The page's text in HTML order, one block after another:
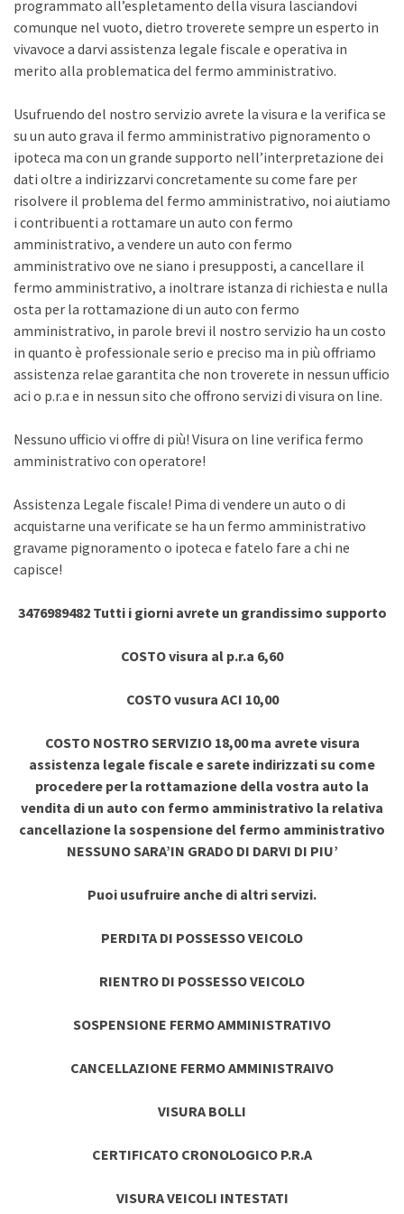
programmato all’espletamento della visura lasciandovi
comunque nel vuoto, dietro troverete sempre un esperto in
vivavoce a darvi assistenza legale fiscale e operativa in
merito alla problematica del fermo amministrativo.
Usufruendo del nostro servizio avrete la visura e la verifica se
su un auto grava il fermo amministrativo pignoramento o
ipoteca ma con un grande supporto nell’interpretazione dei
dati oltre a indirizzarvi concretamente su come fare per
risolvere il problema del fermo amministrativo, noi aiutiamo
i contribuenti a rottamare un auto con fermo
amministrativo, a vendere un auto con fermo
amministrativo ove ne siano i presupposti, a cancellare il
fermo amministrativo, a inoltrare istanza di richiesta e nulla
osta per la rottamazione di un auto con fermo
amministrativo, in parole brevi il nostro servizio ha un costo
in quanto è professionale serio e preciso ma in più offriamo
assistenza relae garantita che non troverete in nessun ufficio
aci o p.r.a e in nessun sito che offrono servizi di visura on line.
Nessuno ufficio vi offre di più! Visura on line verifica fermo
amministrativo con operatore!
Assistenza Legale fiscale! Pima di vendere un auto o di
acquistarne una verificate se ha un fermo amministrativo
gravame pignoramento o ipoteca e fatelo fare a chi ne
capisce!
3476989482 Tutti i giorni avrete un grandissimo supporto
COSTO visura al p.r.a 6,60
COSTO vusura ACI 10,00
COSTO NOSTRO SERVIZIO 18,00 ma avrete visura
assistenza legale fiscale e sarete indirizzati su come
procedere per la rottamazione della vostra auto la
vendita di un auto con fermo amministrativo la relativa
cancellazione la sospensione del fermo amministrativo
NESSUNO SARA’IN GRADO DI DARVI DI PIU’
Puoi usufruire anche di altri servizi.
PERDITA DI POSSESSO VEICOLO
RIENTRO DI POSSESSO VEICOLO
SOSPENSIONE FERMO AMMINISTRATIVO
CANCELLAZIONE FERMO AMMINISTRAIVO
VISURA BOLLI
CERTIFICATO CRONOLOGICO P.R.A
VISURA VEICOLI INTESTATI